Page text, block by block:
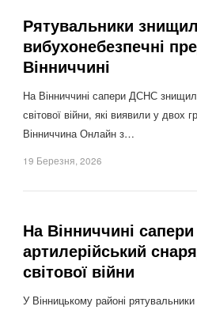
Рятувальники
вибухонебезпечні
Вінниччині
На Вінниччині сапери ДСНС
світової війни, які виявили у двох
Вінниччина Онлайн з…
19 Березня, 2026
На Вінниччині
артилерійський
світової війни
У Вінницькому районі